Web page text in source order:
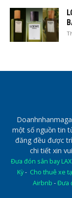
một số nguồn tin
đăng đều được
chi tiết xin
Đưa đón sân bay LAX
Kỳ- Cho thuê xe
Airbnb -Đưa